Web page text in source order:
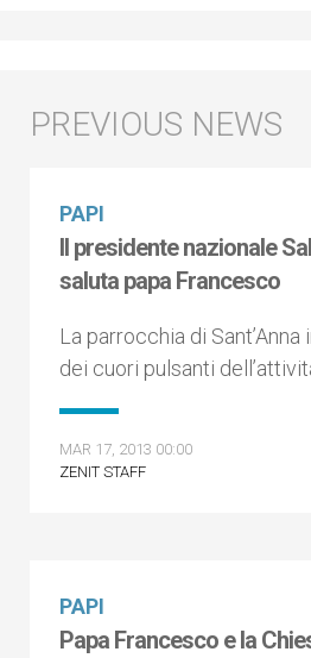
PAPI
Il presidente nazionale
saluta papa Francesco
La parrocchia di Sant’Anna
dei cuori pulsanti
MAR 17, 2013 00:00
ZENIT STAFF
PAPI
Papa Francesco e la